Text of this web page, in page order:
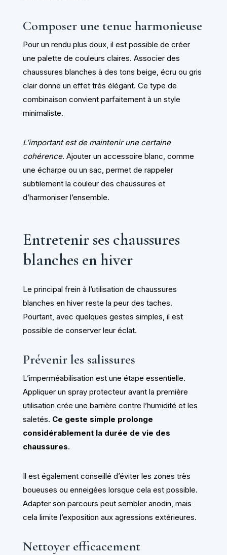
Composer une tenue harmonieuse
Pour un rendu plus doux, il est possible de créer
une palette de couleurs claires. Associer des
chaussures blanches à des tons beige, écru ou gris
clair donne un effet très élégant. Ce type de
combinaison convient parfaitement à un style
minimaliste.
L’important est de maintenir une certaine
cohérence. Ajouter un accessoire blanc, comme
une écharpe ou un sac, permet de rappeler
subtilement la couleur des chaussures et
d’harmoniser l’ensemble.
Entretenir ses chaussures
blanches en hiver
Le principal frein à l’utilisation de chaussures
blanches en hiver reste la peur des taches.
Pourtant, avec quelques gestes simples, il est
possible de conserver leur éclat.
Prévenir les salissures
L’imperméabilisation est une étape essentielle.
Appliquer un spray protecteur avant la première
utilisation crée une barrière contre l’humidité et les
saletés. Ce geste simple prolonge
considérablement la durée de vie des
chaussures.
Il est également conseillé d’éviter les zones très
boueuses ou enneigées lorsque cela est possible.
Adapter son parcours peut sembler anodin, mais
cela limite l’exposition aux agressions extérieures.
Nettoyer efficacement